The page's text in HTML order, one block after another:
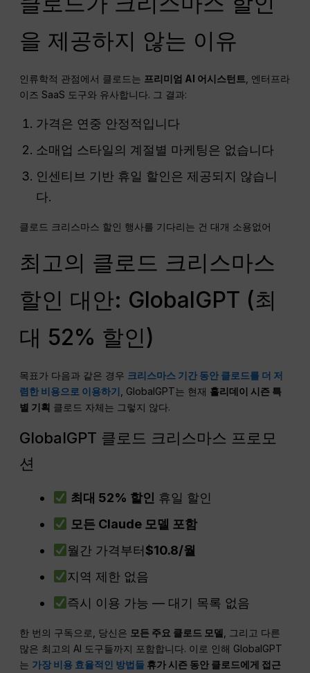
을 제공하지 않는 이유
인류학적 관점에서 클로드는 프리미엄 AI 어시스턴트
, 엔터프라
이즈 SaaS 도구와 유사합니다. 그 결과:
가격은 연중 안정적입니다
소매업 스타일의 계절별 마케팅은 없습니다
인센티브 기반 휴일 할인은 제공되지 않습니
다.
클로드 크리스마스 할인 행사를 기다리는 건 대개 소용없어
최고의 클로드 크리스마스
할인 대안: GlobalGPT (최
대 52% 할인)
목표가 다음과 같은 경우 크리스마스 기간 동안 클로드를 더 저
렴한 비용으로 이용하기, GlobalGPT는 현재 홀리데이 시즌 특
별 기획 클로드 자체는 그렇지 않다.
GlobalGPT 클로드 크리스마스 프로모
션
최대 52% 할인 휴일 할인
모든 Claude 모델 포함
월간 가격부터$10.8/월
지역 제한 없음
즉시 이용 가능 — 대기 목록 없음
한 번의 구독으로, 당신은 모든 주요 클로드 모델 , 그리고 다른
많은 최고의 AI 도구들까지 포함합니다. 이로 인해 GlobalGPT
는 가장 비용 효율적인 방법들 휴가 시즌 동안 클로드에게 접근